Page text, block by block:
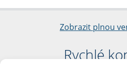
Zobrazit plnou
Rychlé